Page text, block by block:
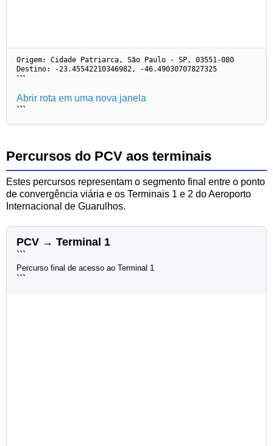
Origem: Cidade Patriarca, São Paulo - SP, 03551-080
Destino: -23.45542210346982, -46.49030707827325
```
Abrir rota em uma nova janela
```
Percursos do PCV aos terminais
Estes percursos representam o segmento final entre o ponto
de convergência viária e os Terminais 1 e 2 do Aeroporto
Internacional de Guarulhos.
PCV → Terminal 1
```
Percurso final de acesso ao Terminal 1
```